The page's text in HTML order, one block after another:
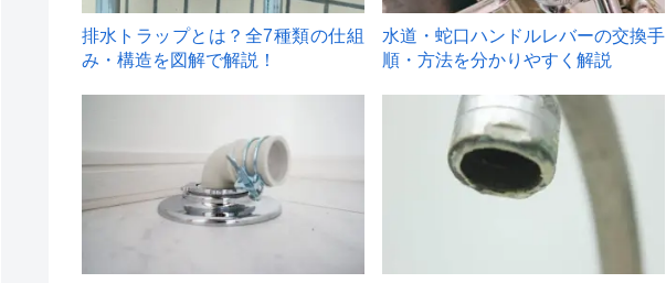
排水トラップとは？全7種類の仕組
み・構造を図解で解説！
水道・蛇口ハンドルレバーの交換手
順・方法を分かりやすく解説